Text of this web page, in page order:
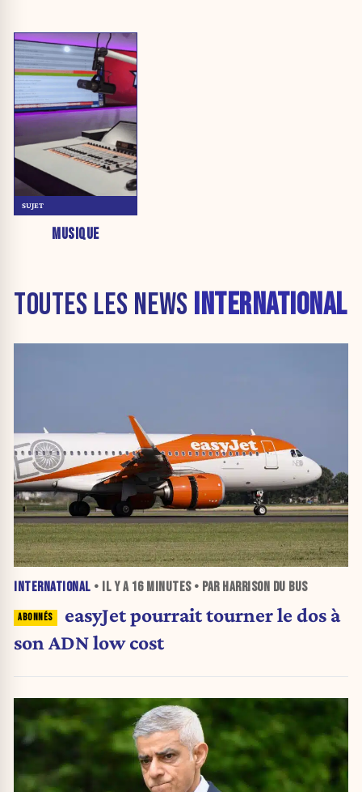
MUSIQUE
SUJET
TOUTES LES NEWS INTERNATIONAL
INTERNATIONAL • IL Y A 16 MINUTES• PAR HARRISON DU BUS
easyJet pourrait tourner le dos à
son ADN low cost